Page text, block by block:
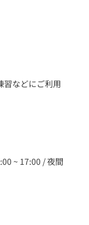
習などにご利用
~ 17:00 / 夜間